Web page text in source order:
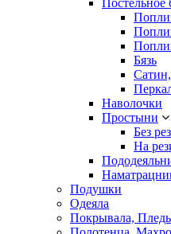
Постельное
Бязь
Наволочки
Простыни
Без
На
Подушки
Одеяла
Покрывала,